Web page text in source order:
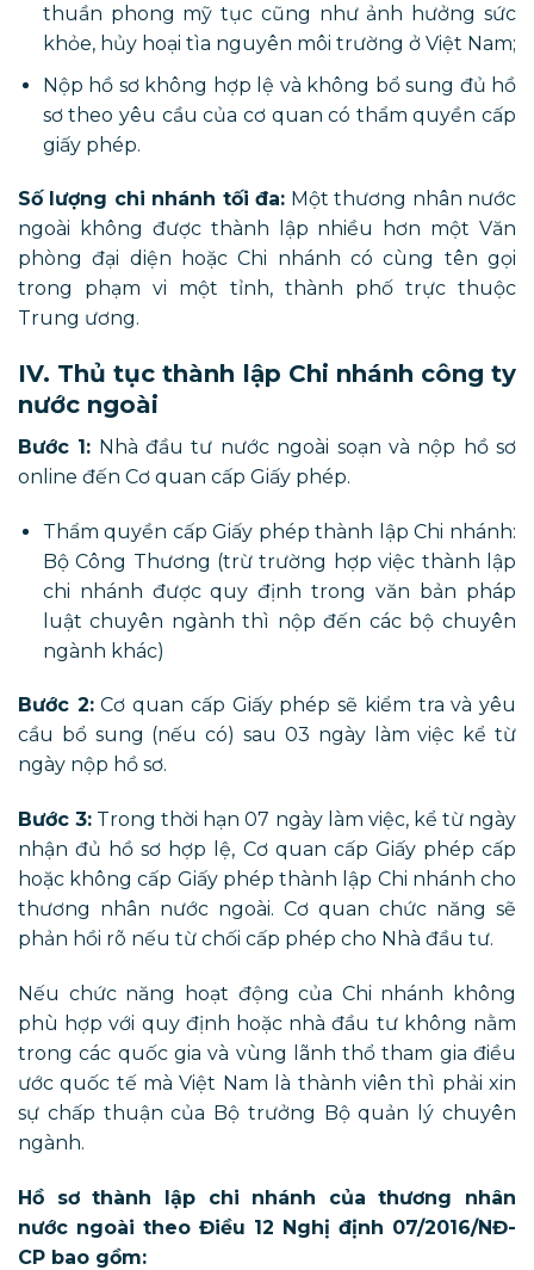
thuần phong mỹ tục cũng như ảnh hưởng sức
khỏe, hủy hoại tìa nguyên môi trường ở Việt Nam;
Nộp hồ sơ không hợp lệ và không bổ sung đủ hồ
sơ theo yêu cầu của cơ quan có thẩm quyền cấp
giấy phép.
Số lượng chi nhánh tối đa: Một thương nhân nước
ngoài không được thành lập nhiều hơn một Văn
phòng đại diện hoặc Chi nhánh có cùng tên gọi
trong phạm vi một tỉnh, thành phố trực thuộc
Trung ương.
IV. Thủ tục thành lập Chi nhánh công ty
nước ngoài
Bước 1: Nhà đầu tư nước ngoài soạn và nộp hồ sơ
online đến Cơ quan cấp Giấy phép.
Thẩm quyền cấp Giấy phép thành lập Chi nhánh:
Bộ Công Thương (trừ trường hợp việc thành lập
chi nhánh được quy định trong văn bản pháp
luật chuyên ngành thì nộp đến các bộ chuyên
ngành khác)
Bước 2:Cơ quan cấp Giấy phép sẽ kiểm tra và yêu
cầu bổ sung (nếu có) sau 03 ngày làm việc kể từ
ngày nộp hồ sơ.
Bước 3: Trong thời hạn 07 ngày làm việc, kể từ ngày
nhận đủ hồ sơ hợp lệ, Cơ quan cấp Giấy phép cấp
hoặc không cấp Giấy phép thành lập Chi nhánh cho
thương nhân nước ngoài. Cơ quan chức năng sẽ
phản hồi rõ nếu từ chối cấp phép cho Nhà đầu tư.
Nếu chức năng hoạt động của Chi nhánh không
phù hợp với quy định hoặc nhà đầu tư không nằm
trong các quốc gia và vùng lãnh thổ tham gia điều
ước quốc tế mà Việt Nam là thành viên thì phải xin
sự chấp thuận của Bộ trưởng Bộ quản lý chuyên
ngành.
Hồ sơ thành lập chi nhánh của thương nhân
nước ngoài theo Điều 12 Nghị định 07/2016/NĐ-
CP bao gồm: